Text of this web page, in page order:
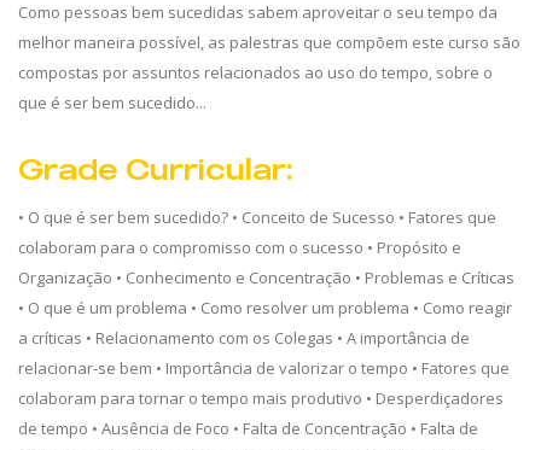
Como pessoas bem sucedidas sabem aproveitar o seu tempo da
melhor maneira possível, as palestras que compõem este curso são
compostas por assuntos relacionados ao uso do tempo, sobre o
que é ser bem sucedido...
Grade Curricular:
• O que é ser bem sucedido? • Conceito de Sucesso • Fatores que
colaboram para o compromisso com o sucesso • Propósito e
Organização • Conhecimento e Concentração • Problemas e Críticas
• O que é um problema • Como resolver um problema • Como reagir
a críticas • Relacionamento com os Colegas • A importância de
relacionar-se bem • Importância de valorizar o tempo • Fatores que
colaboram para tornar o tempo mais produtivo • Desperdiçadores
de tempo • Ausência de Foco • Falta de Concentração • Falta de